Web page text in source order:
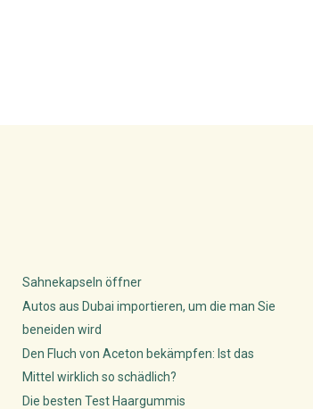
Sahnekapseln öffner
Autos aus Dubai importieren, um die man Sie
beneiden wird
Den Fluch von Aceton bekämpfen: Ist das
Mittel wirklich so schädlich?
Die besten Test Haargummis